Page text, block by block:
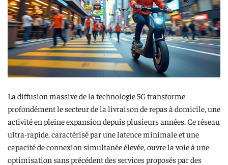
La diffusion massive de la technologie 5G transforme
profondément le secteur de la livraison de repas à domicile, une
activité en pleine expansion depuis plusieurs années. Ce réseau
ultra-rapide, caractérisé par une latence minimale et une
capacité de connexion simultanée élevée, ouvre la voie à une
optimisation sans précédent des services proposés par des